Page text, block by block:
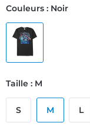
Couleurs : Noir
Taille : M
S M L